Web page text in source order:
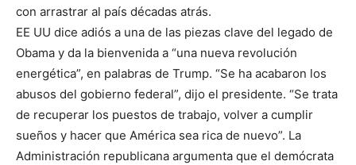
con arrastrar al país décadas atrás.
EE UU dice adiós a una de las piezas clave del legado de
Obama y da la bienvenida a “una nueva revolución
energética”, en palabras de Trump. “Se ha acabaron los
abusos del gobierno federal”, dijo el presidente. “Se trata
de recuperar los puestos de trabajo, volver a cumplir
sueños y hacer que América sea rica de nuevo”. La
Administración republicana argumenta que el demócrata